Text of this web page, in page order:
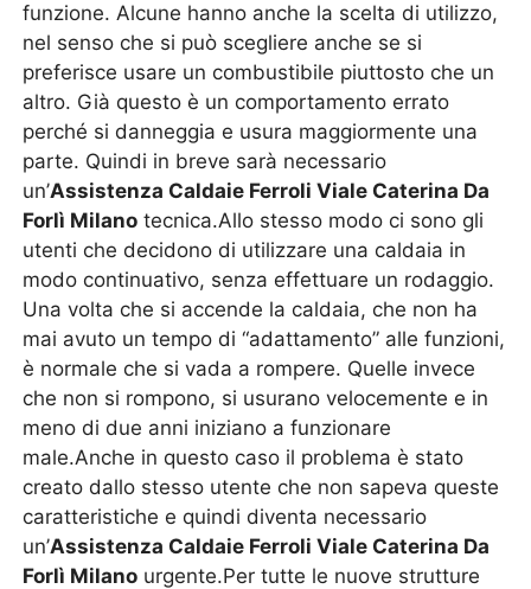
funzione. Alcune hanno anche la scelta di utilizzo,
nel senso che si può scegliere anche se si
preferisce usare un combustibile piuttosto che un
altro. Già questo è un comportamento errato
perché si danneggia e usura maggiormente una
parte. Quindi in breve sarà necessario
un’Assistenza Caldaie Ferroli Viale Caterina Da
Forlì Milano tecnica.Allo stesso modo ci sono gli
utenti che decidono di utilizzare una caldaia in
modo continuativo, senza effettuare un rodaggio.
Una volta che si accende la caldaia, che non ha
mai avuto un tempo di “adattamento” alle funzioni,
è normale che si vada a rompere. Quelle invece
che non si rompono, si usurano velocemente e in
meno di due anni iniziano a funzionare
male.Anche in questo caso il problema è stato
creato dallo stesso utente che non sapeva queste
caratteristiche e quindi diventa necessario
un’Assistenza Caldaie Ferroli Viale Caterina Da
Forlì Milano urgente.Per tutte le nuove strutture